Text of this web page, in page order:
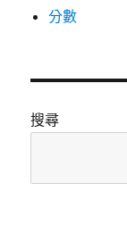
分數
搜尋